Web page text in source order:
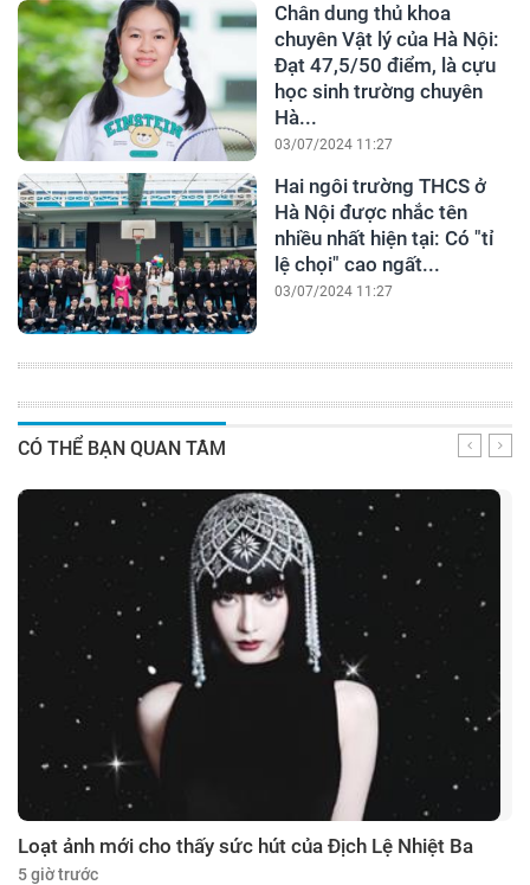
Chân dung thủ khoa
chuyên Vật lý của Hà Nội:
Đạt 47,5/50 điểm, là cựu
học sinh trường chuyên
Hà...
03/07/2024 11:27
Hai ngôi trường THCS ở
Hà Nội được nhắc tên
nhiều nhất hiện tại: Có "tỉ
lệ chọi" cao ngất...
03/07/2024 11:27
CÓ THỂ BẠN QUAN TÂM
Loạt ảnh mới cho thấy sức hút của Địch Lệ Nhiệt Ba
5 giờ trước